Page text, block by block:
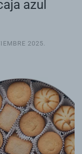
azul
2025.